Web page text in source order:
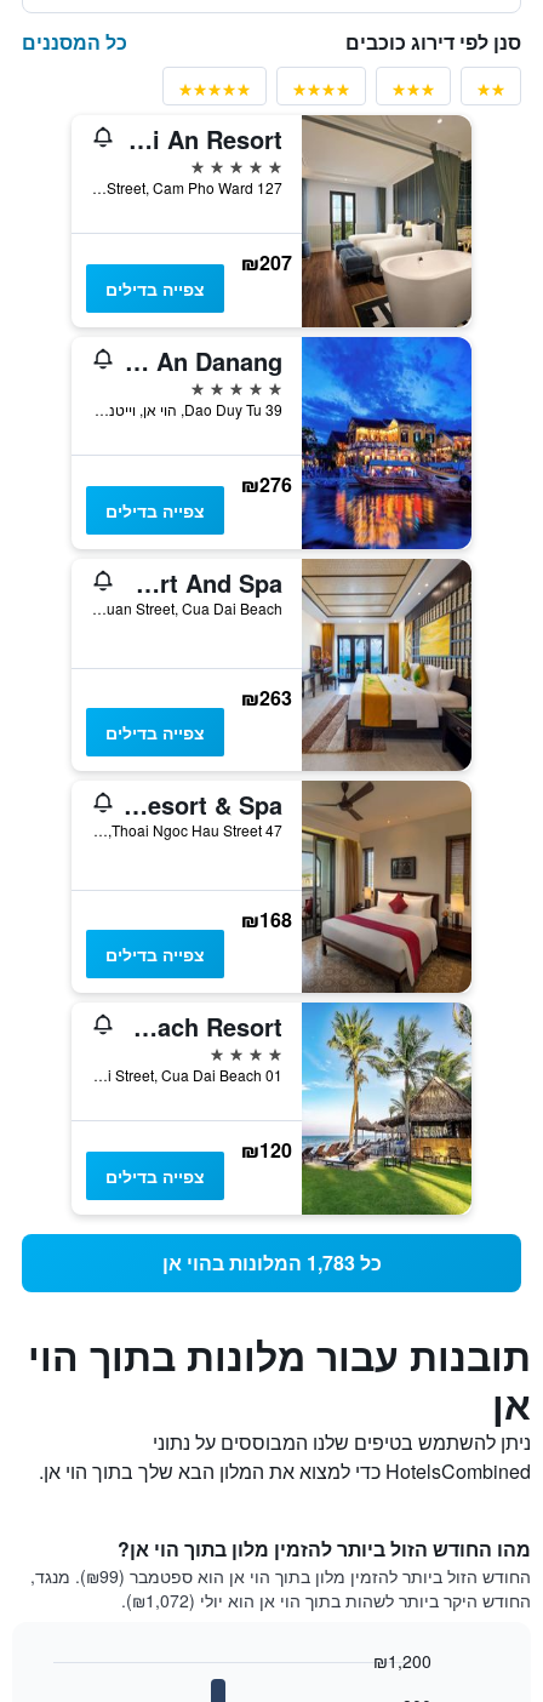
סנן לפי דירוג כוכבים כל המסננים
Bel Marina Hoi An Resort
5 כוכבים
127 Nguyen Phuc Tan Street, Cam Pho Ward, הוי אן, וייטנאם
₪207
צפייה בדילים
Hotel Royal Hoi An Danang
5 כוכבים
39 Dao Duy Tu, הוי אן, וייטנאם
₪276
צפייה בדילים
Palm Garden Beach Resort And Spa
Lac Long Quan Street, Cua Dai Beach, הוי אן, וייטנאם
₪263
צפייה בדילים
RiverTown Hoi An Resort & Spa
47 Thoai Ngoc Hau Street, הוי אן, וייטנאם
₪168
צפייה בדילים
Hoi An Beach Resort
4 כוכבים
01 Cua Dai Street, Cua Dai Beach, הוי אן, וייטנאם
₪120
צפייה בדילים
כל 1,783 המלונות בהוי אן
תובנות עבור מלונות בתוך הוי
אן
ניתן להשתמש בטיפים שלנו המבוססים על נתוני
HotelsCombined כדי למצוא את המלון הבא שלך בתוך הוי אן.
מהו החודש הזול ביותר להזמין מלון בתוך הוי אן?
החודש הזול ביותר להזמין מלון בתוך הוי אן הוא ספטמבר (₪99). מנגד,
החודש היקר ביותר לשהות בתוך הוי אן הוא יולי (₪1,072).
₪1,200